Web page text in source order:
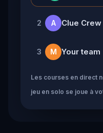
2 A Clue Crew
3 M Your team
Les courses en direct
jeu en solo se joue à